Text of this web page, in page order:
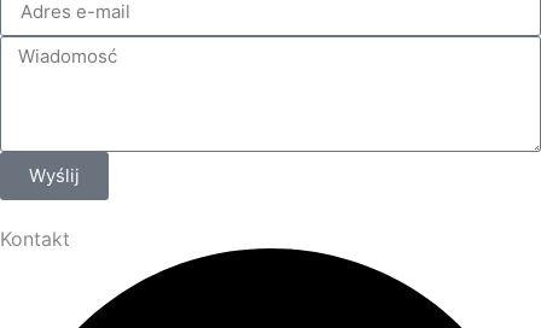
Wyślij
Kontakt